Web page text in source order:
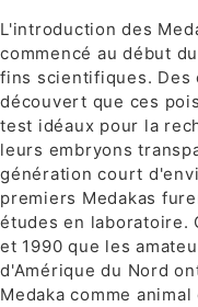
L'introduction des
commencé au début
fins scientifiques. Des
découvert que ces
test idéaux pour la
leurs embryons
génération court
premiers Medakas
études en laboratoire.
et 1990 que les
d'Amérique du Nord
Medaka comme